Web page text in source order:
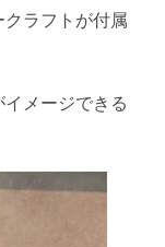
ラフトが付属
メージできる